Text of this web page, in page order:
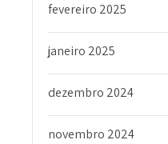
fevereiro 2025
janeiro 2025
dezembro 2024
novembro 2024